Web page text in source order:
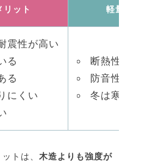
ット 軽量鉄骨
震性が高い
る
る
にくい
断熱性・通
防音性が低
冬は寒く、
ットは、木造よりも強度が